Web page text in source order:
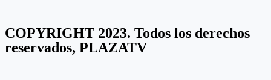
COPYRIGHT 2023. Todos los derechos
reservados, PLAZATV